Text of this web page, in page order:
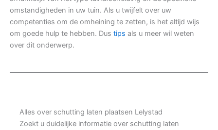
omstandigheden in uw tuin. Als u twijfelt over uw
competenties om de omheining te zetten, is het altijd wijs
om goede hulp te hebben. Dus tips als u meer wil weten
over dit onderwerp.
Alles over schutting laten plaatsen Lelystad
Zoekt u duidelijke informatie over schutting laten